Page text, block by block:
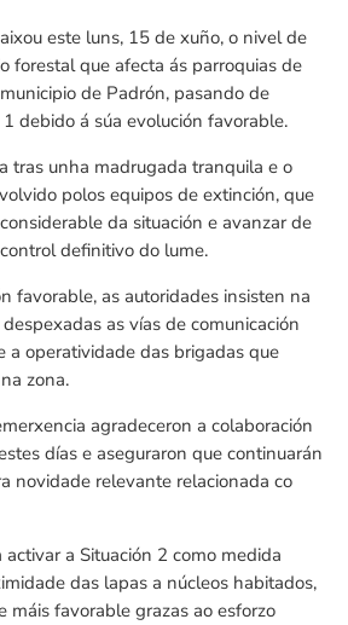
este luns, 15 de xuño, o nivel de
forestal que afecta ás parroquias de
de Padrón, pasando de
debido á súa evolución favorable.
tras unha madrugada tranquila e o
polos equipos de extinción, que
da situación e avanzar de
definitivo do lume.
favorable, as autoridades insisten na
as vías de comunicación
a operatividade das brigadas que
zona.
agradeceron a colaboración
días e aseguraron que continuarán
novidade relevante relacionada co
a Situación 2 como medida
das lapas a núcleos habitados,
máis favorable grazas ao esforzo